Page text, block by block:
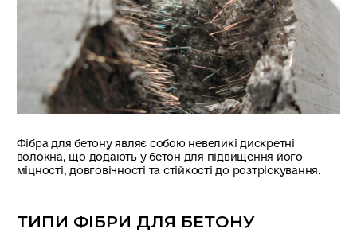
Фібра для бетону являє собою невеликі дискретні
волокна, що додають у бетон для підвищення його
міцності, довговічності та стійкості до розтріскування.
ТИПИ ФІБРИ ДЛЯ БЕТОНУ